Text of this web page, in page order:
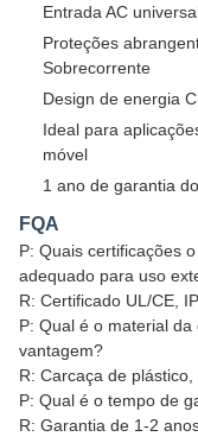
Entrada AC
Proteções
Sobrecorrente
Design de energia
Ideal para
móvel
1 ano de garantia
FQA
P: Quais certificações
adequado para uso
R: Certificado UL/CE,
P: Qual é o material
vantagem?
R: Carcaça de
P: Qual é o tempo de
R: Garantia de 1-2